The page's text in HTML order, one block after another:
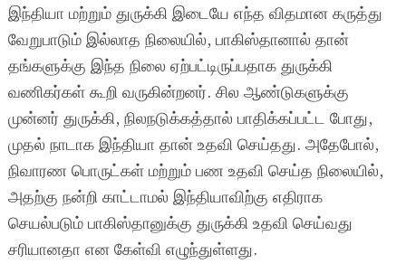
இந்தியா மற்றும் துருக்கி இடையே எந்த விதமான கருத்து
வேறுபாடும் இல்லாத நிலையில், பாகிஸ்தானால் தான்
தங்களுக்கு இந்த நிலை ஏற்பட்டிருப்பதாக துருக்கி
வணிகர்கள் கூறி வருகின்றனர். சில ஆண்டுகளுக்கு
முன்னர் துருக்கி, நிலநடுக்கத்தால் பாதிக்கப்பட்ட போது,
முதல் நாடாக இந்தியா தான் உதவி செய்தது. அதேபோல்,
நிவாரண பொருட்கள் மற்றும் பண உதவி செய்த நிலையில்,
அதற்கு நன்றி காட்டாமல் இந்தியாவிற்கு எதிராக
செயல்படும் பாகிஸ்தானுக்கு துருக்கி உதவி செய்வது
சரியானதா என கேள்வி எழுந்துள்ளது.